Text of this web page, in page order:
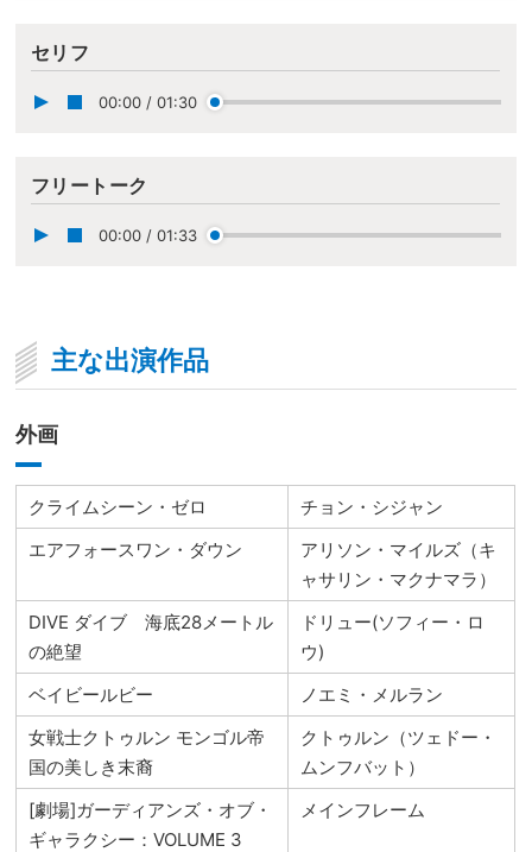
セリフ
00:00 / 01:30
フリートーク
00:00 / 01:33
主な出演作品
外画
クライムシーン・ゼロ
チョン・シジャン
エアフォースワン・ダウン
アリソン・マイルズ（キ
ャサリン・マクナマラ）
DIVE ダイブ 海底28メートル
の絶望
ドリュー(ソフィー・ロ
ウ)
ベイビールビー
ノエミ・メルラン
女戦士クトゥルン モンゴル帝
国の美しき末裔
クトゥルン（ツェドー・
ムンフバット）
[劇場]ガーディアンズ・オブ・
ギャラクシー：VOLUME 3
メインフレーム